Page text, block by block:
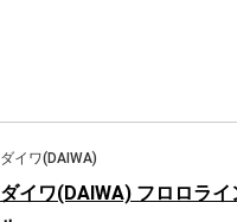
ダイワ(DAIWA)
ダイワ(DAIWA) フロロラ